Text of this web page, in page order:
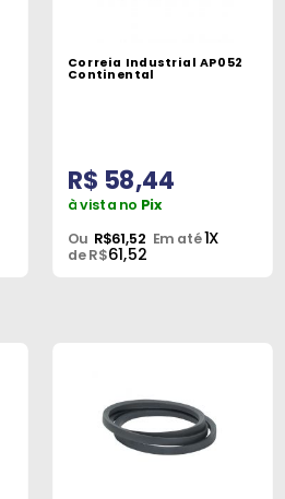
Correia Industrial AP052
Continental
R$ 58,44
à vista no Pix
Ou R$61,52 Em até1X
de R$61,52